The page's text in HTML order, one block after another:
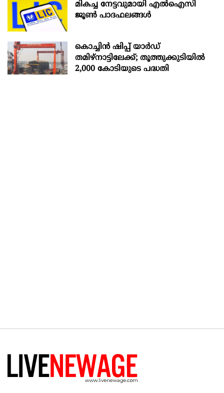
മികച്ച നേട്ടവുമായി എൽഐസി
ജൂൺ പാദഫലങ്ങൾ
കൊച്ചിന്‍ ഷിപ്പ് യാർഡ്
തമിഴ്നാട്ടിലേക്ക്; തൂത്തുക്കുടിയിൽ
2,000 കോടിയുടെ പദ്ധതി